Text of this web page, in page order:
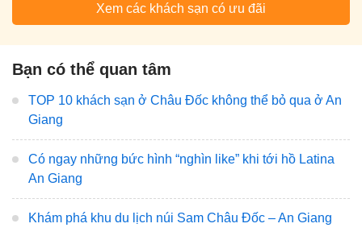
Xem các khách sạn có ưu đãi
Bạn có thể quan tâm
TOP 10 khách sạn ở Châu Đốc không thể bỏ qua ở An
Giang
Có ngay những bức hình “nghìn like” khi tới hồ Latina
An Giang
Khám phá khu du lịch núi Sam Châu Đốc – An Giang